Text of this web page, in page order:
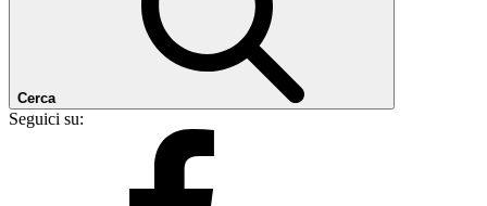
Cerca
Seguici su: